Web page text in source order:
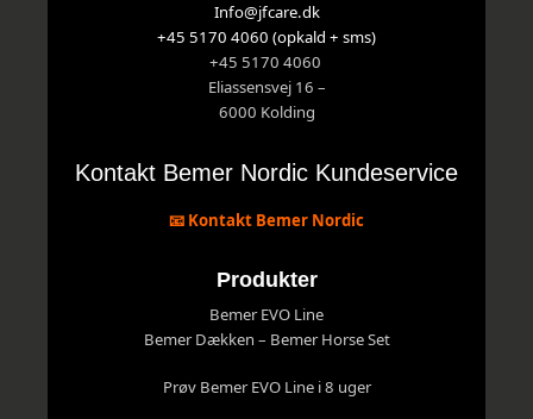
Info@jfcare.dk
+45 5170 4060 (opkald + sms)
+45 5170 4060
Eliassensvej 16 –
6000 Kolding
Kontakt Bemer Nordic Kundeservice
📧 Kontakt Bemer Nordic
Produkter
Bemer EVO Line
Bemer Dækken – Bemer Horse Set
Prøv Bemer EVO Line i 8 uger